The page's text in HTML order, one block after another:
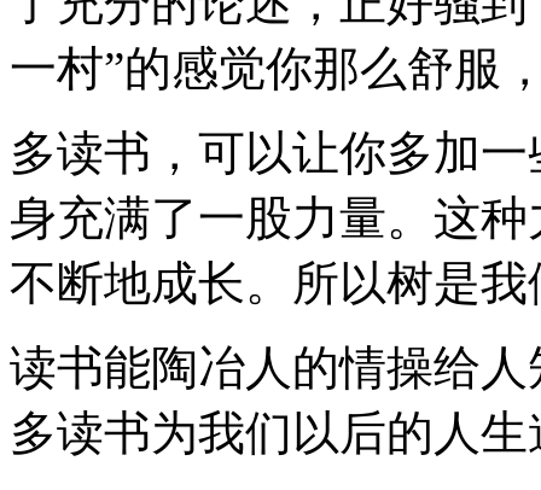
一村”的感觉你那么舒服
多读书，可以让你多加
身充满了一股力量。这
不断地成长。所以树是
读书能陶冶人的情操给
多读书为我们以后的人